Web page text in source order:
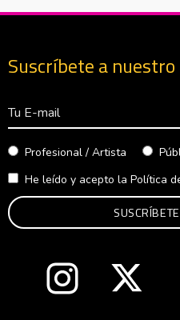
Suscríbete a
Correo Electrónico
Profesional / Artista
He leído y acepto la Política
Abre en nuevaAbre